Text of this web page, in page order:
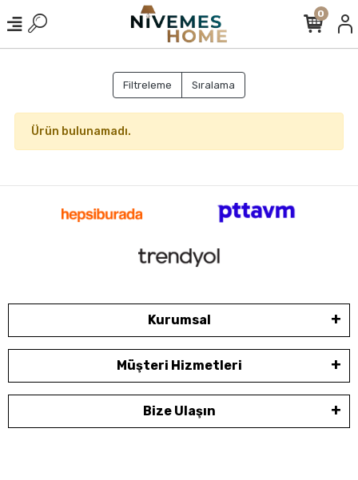
0
Filtreleme Sıralama
Ürün bulunamadı.
Kurumsal
Müşteri Hizmetleri
Bize Ulaşın